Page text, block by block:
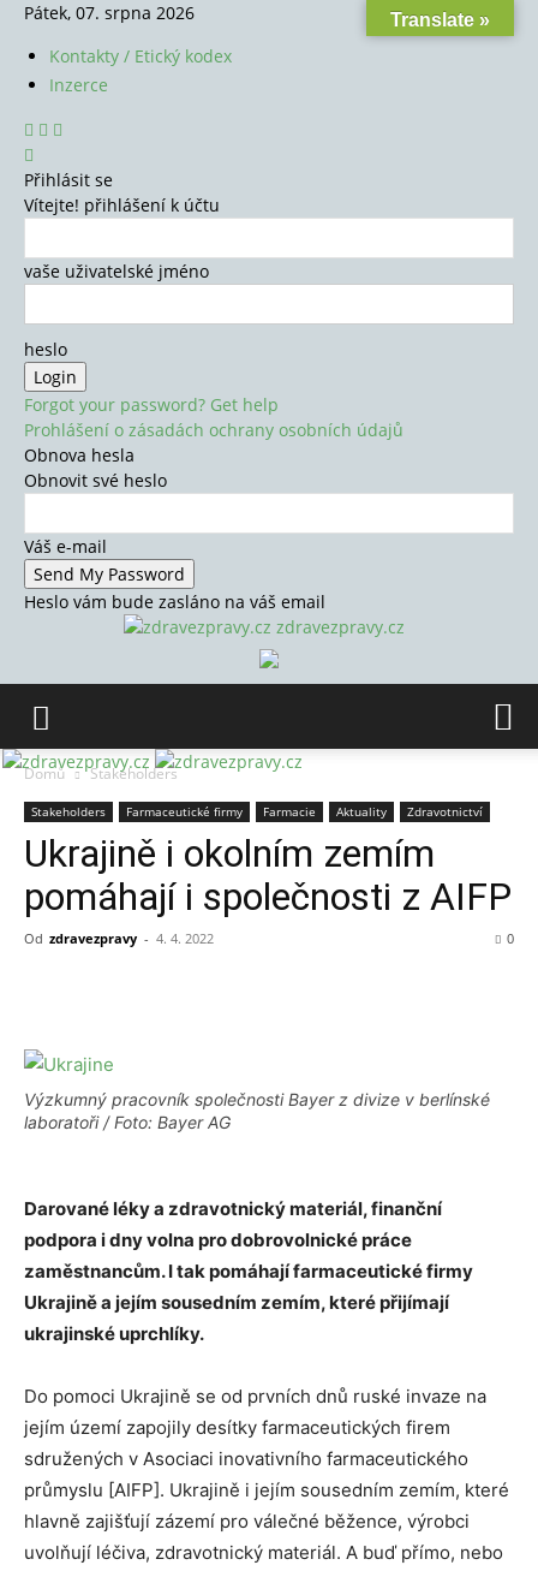
Pátek, 07. srpna 2026
Kontakty / Etický kodex
Inzerce
Přihlásit se
Vítejte! přihlášení k účtu
vaše uživatelské jméno
heslo
Forgot your password? Get help
Prohlášení o zásadách ochrany osobních údajů
Obnova hesla
Obnovit své heslo
Váš e-mail
Heslo vám bude zasláno na váš email
zdravezpravy.cz
Domů Stakeholders
Stakeholders Farmaceutické firmy Farmacie Aktuality Zdravotnictví
Ukrajině i okolním zemím
pomáhají i společnosti z AIFP
Od zdravezpravy - 4. 4. 2022 0
Výzkumný pracovník společnosti Bayer z divize v berlínské
laboratoři / Foto: Bayer AG
Darované léky a zdravotnický materiál, finanční
podpora i dny volna pro dobrovolnické práce
zaměstnancům. I tak pomáhají farmaceutické firmy
Ukrajině a jejím sousedním zemím, které přijímají
ukrajinské uprchlíky.
Do pomoci Ukrajině se od prvních dnů ruské invaze na
jejím území zapojily desítky farmaceutických firem
sdružených v Asociaci inovativního farmaceutického
průmyslu [AIFP]. Ukrajině i jejím sousedním zemím, které
hlavně zajišťují zázemí pro válečné běžence, výrobci
uvolňují léčiva, zdravotnický materiál. A buď přímo, nebo
Translate »